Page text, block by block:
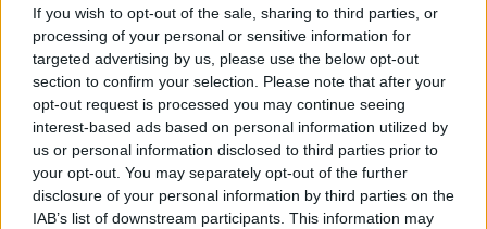
If you wish to opt-out of the sale, sharing to third parties, or
processing of your personal or sensitive information for
targeted advertising by us, please use the below opt-out
section to confirm your selection. Please note that after your
opt-out request is processed you may continue seeing
interest-based ads based on personal information utilized by
us or personal information disclosed to third parties prior to
your opt-out. You may separately opt-out of the further
disclosure of your personal information by third parties on the
IAB’s list of downstream participants. This information may
beszél